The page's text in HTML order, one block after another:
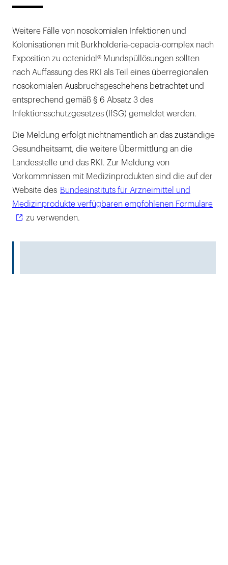
Weitere Fälle von nosokomialen Infektionen und
Kolonisationen mit Burkholderia-cepacia-complex nach
Exposition zu octenidol® Mundspüllösungen sollten
nach Auffassung des RKI als Teil eines überregionalen
nosokomialen Ausbruchsgeschehens betrachtet und
entsprechend gemäß § 6 Absatz 3 des
Infektionsschutzgesetzes (IfSG) gemeldet werden.
Die Meldung erfolgt nichtnamentlich an das zuständige
Gesundheitsamt, die weitere Übermittlung an die
Landesstelle und das RKI. Zur Meldung von
Vorkommnissen mit Medizinprodukten sind die auf der
Website des Bundesinstituts für Arzneimittel und
Medizinprodukte verfügbaren empfohlenen Formulare
zu verwenden.